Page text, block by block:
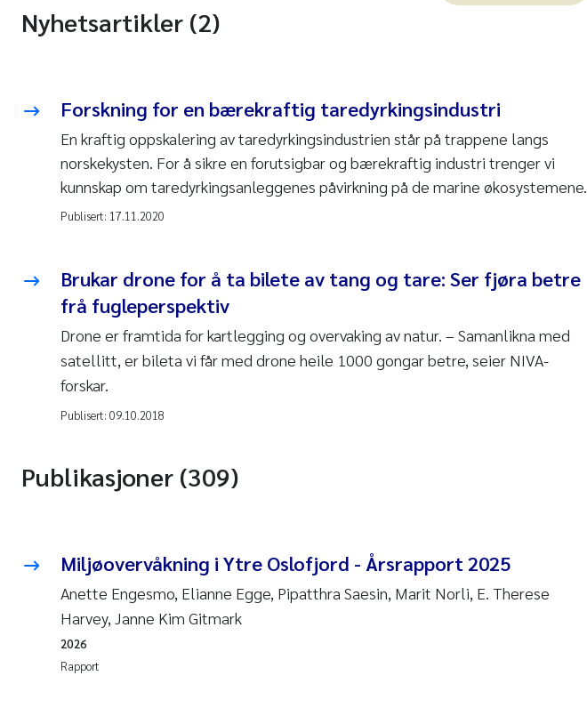
Nyhetsartikler (2)
Forskning for en bærekraftig taredyrkingsindustri
En kraftig oppskalering av taredyrkingsindustrien står på trappene langs
norskekysten. For å sikre en forutsigbar og bærekraftig industri trenger vi
kunnskap om taredyrkingsanleggenes påvirkning på de marine økosystemene.
Publisert: 17.11.2020
Brukar drone for å ta bilete av tang og tare: Ser fjøra betre
frå fugleperspektiv
Drone er framtida for kartlegging og overvaking av natur. – Samanlikna med
satellitt, er bileta vi får med drone heile 1000 gongar betre, seier NIVA-
forskar.
Publisert: 09.10.2018
Publikasjoner (309)
Miljøovervåkning i Ytre Oslofjord - Årsrapport 2025
Anette Engesmo, Elianne Egge, Pipatthra Saesin, Marit Norli, E. Therese
Harvey, Janne Kim Gitmark
Rapport
2026